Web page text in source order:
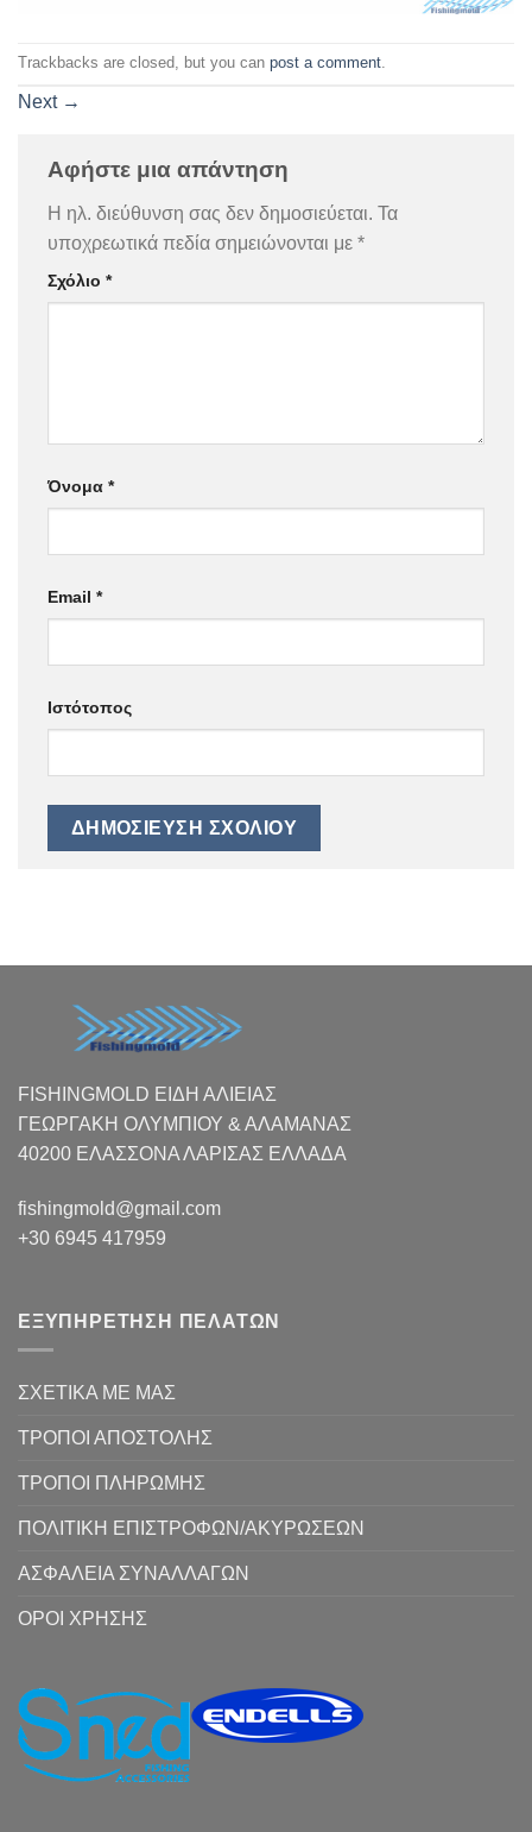
Trackbacks are closed, but you can post a comment.
Next →
Αφήστε μια απάντηση
Η ηλ. διεύθυνση σας δεν δημοσιεύεται. Τα
υποχρεωτικά πεδία σημειώνονται με *
Σχόλιο *
Όνομα *
Email *
Ιστότοπος
FISHINGMOLD ΕΙΔΗ ΑΛΙΕΙΑΣ
ΓΕΩΡΓΑΚΗ ΟΛΥΜΠΙΟΥ & ΑΛΑΜΑΝΑΣ
40200 ΕΛΑΣΣΟΝΑ ΛΑΡΙΣΑΣ EΛΛΑΔΑ
fishingmold@gmail.com
+30 6945 417959
ΕΞΥΠΗΡΕΤΗΣΗ ΠΕΛΑΤΩΝ
ΣΧΕΤΙΚΑ ΜΕ ΜΑΣ
ΤΡΟΠΟΙ ΑΠΟΣΤΟΛΗΣ
ΤΡΟΠΟΙ ΠΛΗΡΩΜΗΣ
ΠΟΛΙΤΙΚΗ ΕΠΙΣΤΡΟΦΩΝ/ΑΚΥΡΩΣΕΩΝ
ΑΣΦΑΛΕΙΑ ΣΥΝΑΛΛΑΓΩΝ
ΟΡΟΙ ΧΡΗΣΗΣ